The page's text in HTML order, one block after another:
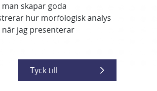
skapar goda
hur morfologisk analys
när jag presenterar
Tyck till